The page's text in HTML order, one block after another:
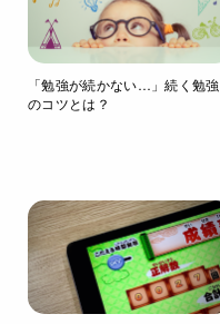
「勉強が続かない…」続く勉強
のコツとは？